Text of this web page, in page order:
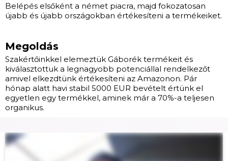
Belépés elsőként a német piacra, majd fokozatosan
újabb és újabb országokban értékesíteni a termékeiket.
Megoldás
Szakértőinkkel elemeztük Gáborék termékeit és
kiválasztottuk a legnagyobb potenciállal rendelkezőt
amivel elkezdtünk értékesíteni az Amazonon. Pár
hónap alatt havi stabil 5000 EUR bevételt értünk el
egyetlen egy termékkel, aminek már a 70%-a teljesen
organikus.